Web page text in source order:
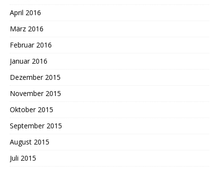
April 2016
März 2016
Februar 2016
Januar 2016
Dezember 2015
November 2015
Oktober 2015
September 2015
August 2015
Juli 2015